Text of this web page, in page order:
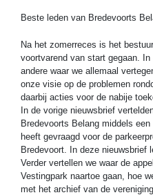
Beste leden van Bredevoorts
Na het zomerreces is het
voortvarend van start gegaan.
andere waar we allemaal
onze visie op de problemen
daarbij acties voor de nabije
In de vorige nieuwsbrief
Bredevoorts Belang middels
heeft gevraagd voor de
Bredevoort. In deze nieuwsbrief
Verder vertellen we waar de
Vestingpark naartoe gaan, hoe
met het archief van de